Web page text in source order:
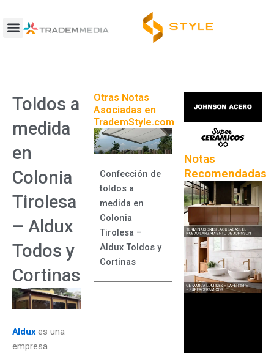
contenido
Toldos a
medida
en
Colonia
Tirolesa
– Aldux
Todos y
Cortinas
Aldux es una
empresa
Otras Notas
Asociadas en
TrademStyle.com
Confección de
toldos a
medida en
Colonia
Tirolesa –
Aldux Toldos y
Cortinas
Notas
Recomendadas